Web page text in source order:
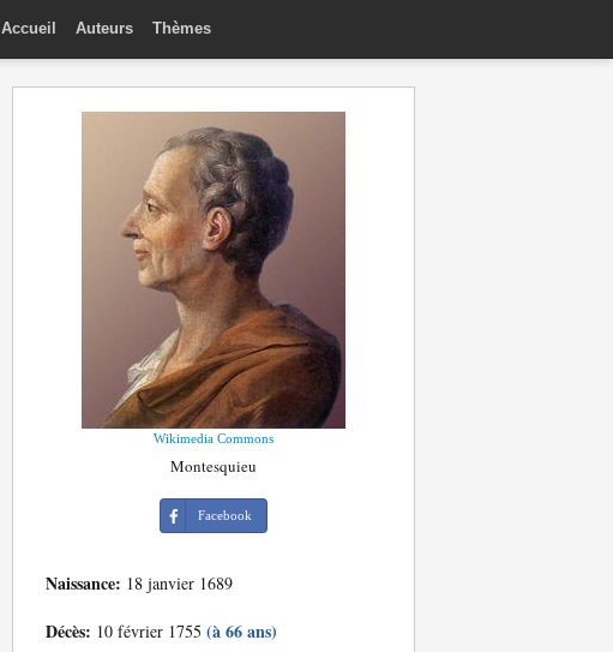
Accueil Auteurs Thèmes
Wikimedia Commons
Montesquieu
Facebook
Naissance: 18 janvier 1689
Décès: 10 février 1755 (à 66 ans)